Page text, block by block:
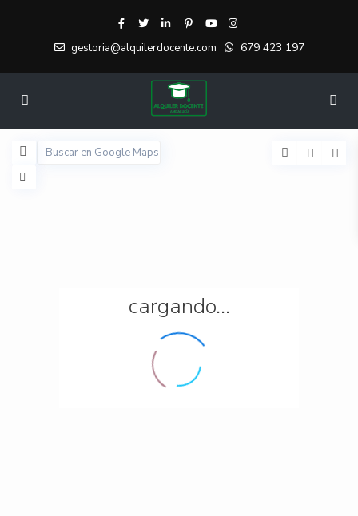
gestoria@alquilerdocente.com 679 423 197
cargando...